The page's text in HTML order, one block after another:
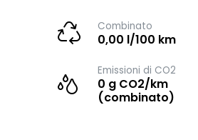
Combinato
0,00 l/100 km
Emissioni di CO2
0 g CO2/km
(combinato)